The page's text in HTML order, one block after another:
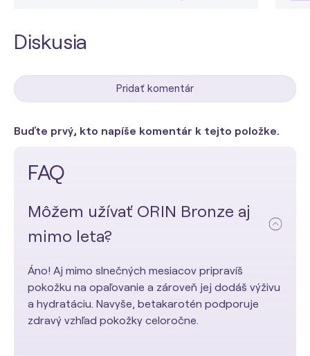
Diskusia
Pridať komentár
Buďte prvý, kto napíše komentár k tejto položke.
FAQ
Môžem užívať ORIN Bronze aj
mimo leta?
Áno! Aj mimo slnečných mesiacov pripravíš
pokožku na opaľovanie a zároveň jej dodáš výživu
a hydratáciu. Navyše, betakarotén podporuje
zdravý vzhľad pokožky celoročne.